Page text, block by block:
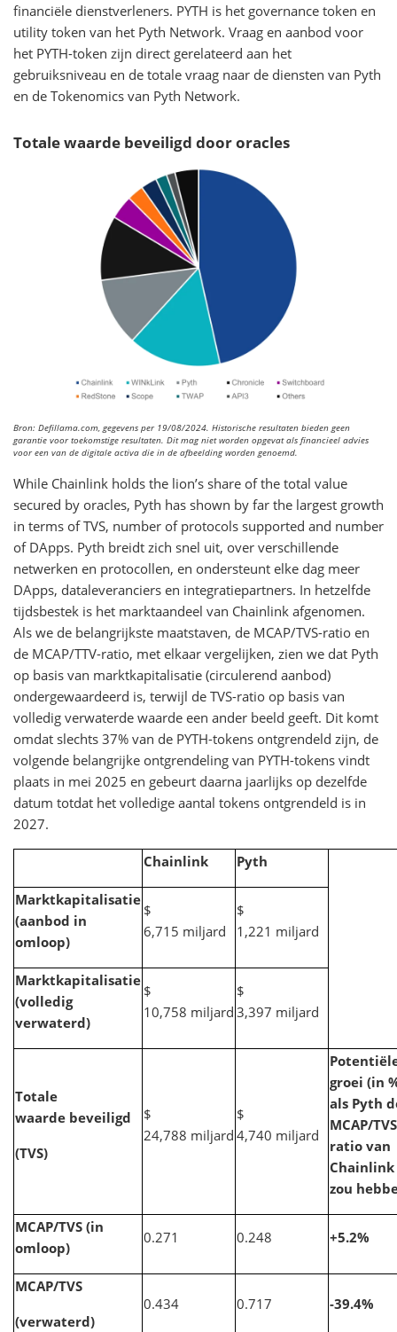
financiële dienstverleners. PYTH is het governance token en
utility token van het Pyth Network. Vraag en aanbod voor
het PYTH-token zijn direct gerelateerd aan het
gebruiksniveau en de totale vraag naar de diensten van Pyth
en de Tokenomics van Pyth Network.
Totale waarde beveiligd door oracles
Bron: Defillama.com, gegevens per 19/08/2024. Historische resultaten bieden geen
garantie voor toekomstige resultaten. Dit mag niet worden opgevat als financieel advies
voor een van de digitale activa die in de afbeelding worden genoemd.
While Chainlink holds the lion’s share of the total value
secured by oracles, Pyth has shown by far the largest growth
in terms of TVS, number of protocols supported and number
of DApps. Pyth breidt zich snel uit, over verschillende
netwerken en protocollen, en ondersteunt elke dag meer
DApps, dataleveranciers en integratiepartners. In hetzelfde
tijdsbestek is het marktaandeel van Chainlink afgenomen.
Als we de belangrijkste maatstaven, de MCAP/TVS-ratio en
de MCAP/TTV-ratio, met elkaar vergelijken, zien we dat Pyth
op basis van marktkapitalisatie (circulerend aanbod)
ondergewaardeerd is, terwijl de TVS-ratio op basis van
volledig verwaterde waarde een ander beeld geeft. Dit komt
omdat slechts 37% van de PYTH-tokens ontgrendeld zijn, de
volgende belangrijke ontgrendeling van PYTH-tokens vindt
plaats in mei 2025 en gebeurt daarna jaarlijks op dezelfde
datum totdat het volledige aantal tokens ontgrendeld is in
2027.
Chainlink Pyth
Marktkapitalisatie
(aanbod in
omloop)
$
6,715 miljard
$
1,221 miljard
Marktkapitalisatie
(volledig
verwaterd)
$
10,758 miljard
$
3,397 miljard
Totale
waarde beveiligd
(TVS)
$
24,788 miljard
$
4,740 miljard
groei (in
als Pyth
MCAP/
ratio van
Chainlink
zou
MCAP/TVS (in
omloop)
0.271 0.248 +5.2%
MCAP/TVS
(verwaterd)
0.434 0.717 -39.4%